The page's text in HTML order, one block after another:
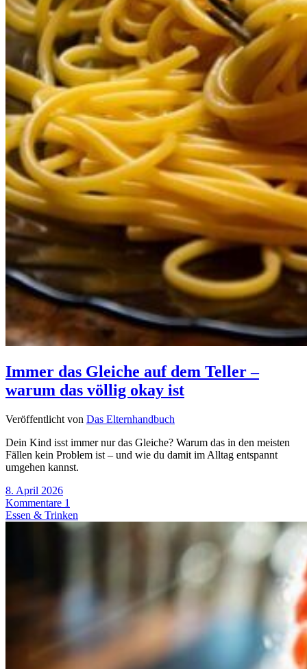
Immer das Gleiche auf dem Teller –
warum das völlig okay ist
Veröffentlicht von Das Elternhandbuch
Dein Kind isst immer nur das Gleiche? Warum das in den meisten
Fällen kein Problem ist – und wie du damit im Alltag entspannt
umgehen kannst.
8. April 2026
Kommentare 1
Essen & Trinken